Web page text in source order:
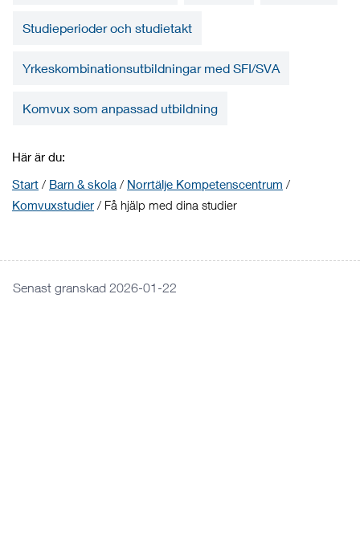
Studieperioder och studietakt
Yrkeskombinationsutbildningar med SFI/SVA
Komvux som anpassad utbildning
Här är du:
Start / Barn & skola / Norrtälje Kompetenscentrum /
Komvuxstudier / Få hjälp med dina studier
Senast granskad 2026-01-22